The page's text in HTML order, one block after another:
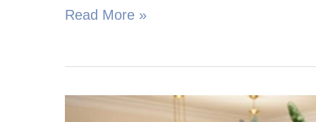
Read More »
Lembrancinhas